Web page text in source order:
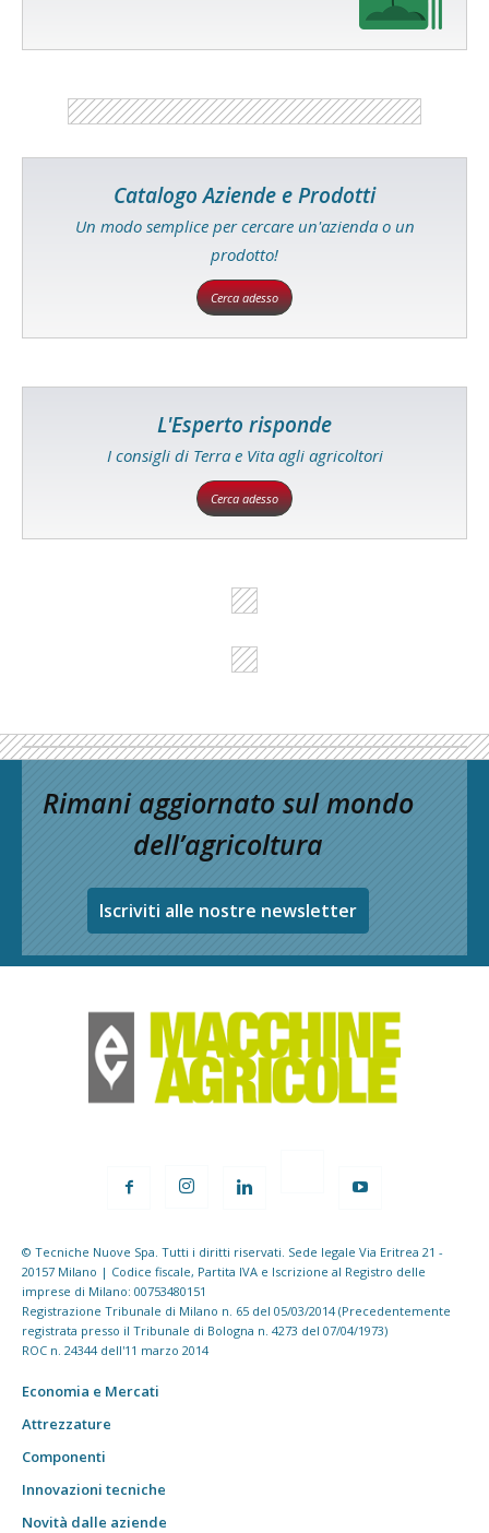
Catalogo Aziende e Prodotti
Un modo semplice per cercare un'azienda o un
prodotto!
Cerca adesso
L'Esperto risponde
I consigli di Terra e Vita agli agricoltori
Cerca adesso
Rimani aggiornato sul mondo
dell’agricoltura
Iscriviti alle nostre newsletter
© Tecniche Nuove Spa. Tutti i diritti riservati. Sede legale Via Eritrea 21 -
20157 Milano | Codice fiscale, Partita IVA e Iscrizione al Registro delle
imprese di Milano: 00753480151
Registrazione Tribunale di Milano n. 65 del 05/03/2014 (Precedentemente
registrata presso il Tribunale di Bologna n. 4273 del 07/04/1973)
ROC n. 24344 dell'11 marzo 2014
Economia e Mercati
Attrezzature
Componenti
Innovazioni tecniche
Novità dalle aziende